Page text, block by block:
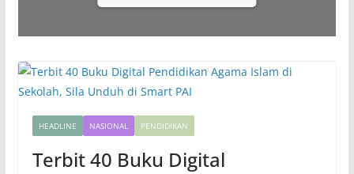
HEADLINE NASIONAL PENDIDIKAN
Terbit 40 Buku Digital